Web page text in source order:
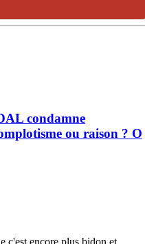
condamne
ou raison ? O
c'est encore plus bidon et